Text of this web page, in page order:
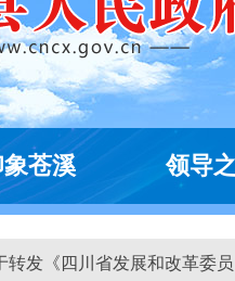
苍溪 领导
转发《四川省发展和改革委